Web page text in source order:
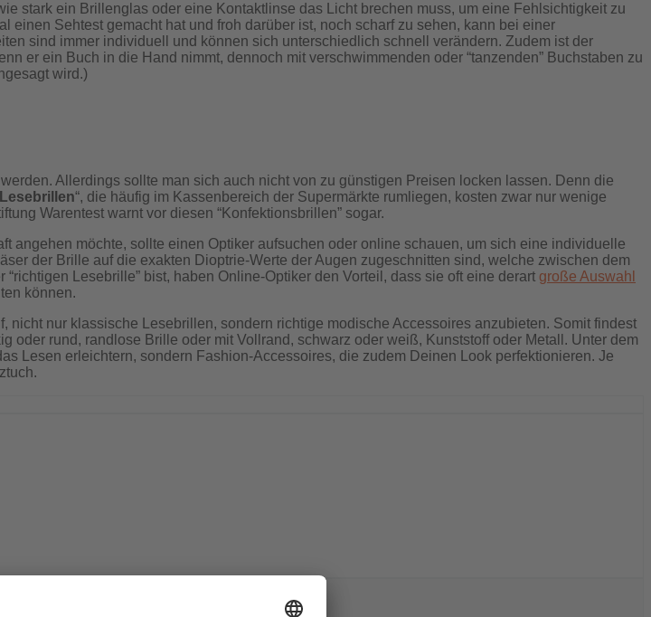
stark ein Brillenglas oder eine Kontaktlinse das Licht brechen muss, um eine Fehlsichtigkeit zu
Sehtest gemacht hat und froh darüber ist, noch scharf zu sehen, kann bei einer
sind immer individuell und können sich unterschiedlich schnell verändern. Zudem ist der
er ein Buch in die Hand nimmt, dennoch mit verschwimmenden oder “tanzenden” Buchstaben zu
wird.)
Allerdings sollte man sich auch nicht von zu günstigen Preisen locken lassen. Denn die
“, die häufig im Kassenbereich der Supermärkte rumliegen, kosten zwar nur wenige
Warentest warnt vor diesen “Konfektionsbrillen” sogar.
angehen möchte, sollte einen Optiker aufsuchen oder online schauen, um sich eine individuelle
der Brille auf die exakten Dioptrie-Werte der Augen zugeschnitten sind, welche zwischen dem
Lesebrille” bist, haben Online-Optiker den Vorteil, dass sie oft eine derart große Auswahl
können.
nur klassische Lesebrillen, sondern richtige modische Accessoires anzubieten. Somit findest
rund, randlose Brille oder mit Vollrand, schwarz oder weiß, Kunststoff oder Metall. Unter dem
Lesen erleichtern, sondern Fashion-Accessoires, die zudem Deinen Look perfektionieren. Je